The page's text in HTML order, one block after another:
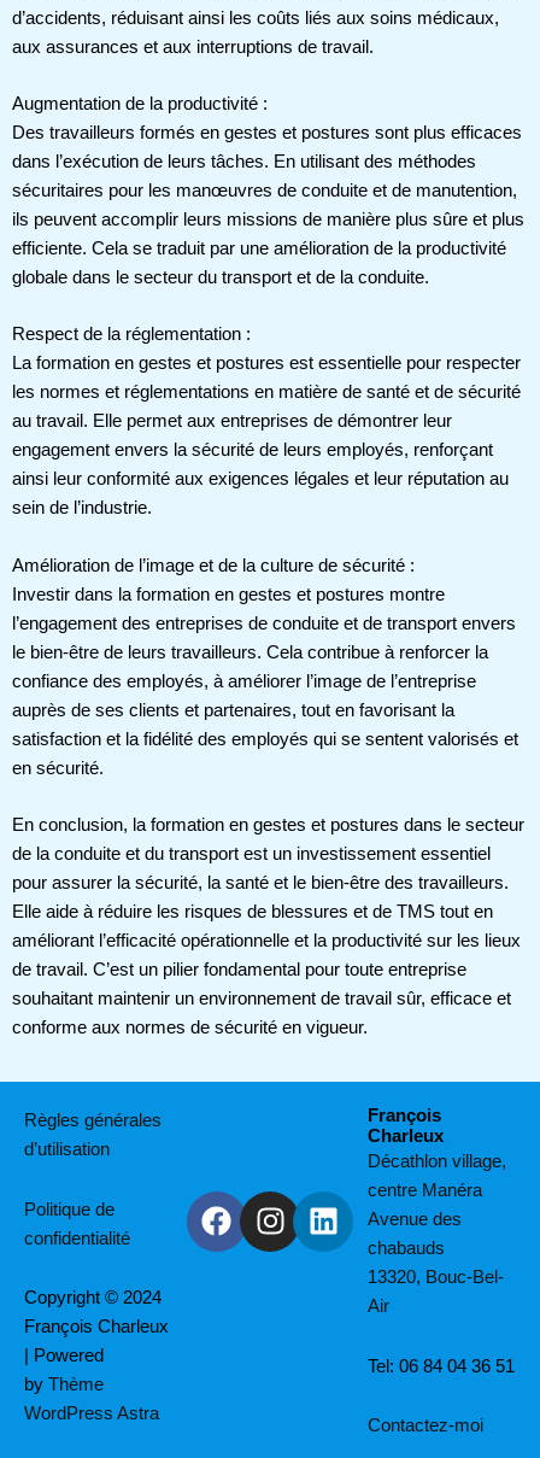
d’accidents, réduisant ainsi les coûts liés aux soins médicaux,
aux assurances et aux interruptions de travail.
Augmentation de la productivité :
Des travailleurs formés en gestes et postures sont plus efficaces
dans l’exécution de leurs tâches. En utilisant des méthodes
sécuritaires pour les manœuvres de conduite et de manutention,
ils peuvent accomplir leurs missions de manière plus sûre et plus
efficiente. Cela se traduit par une amélioration de la productivité
globale dans le secteur du transport et de la conduite.
Respect de la réglementation :
La formation en gestes et postures est essentielle pour respecter
les normes et réglementations en matière de santé et de sécurité
au travail. Elle permet aux entreprises de démontrer leur
engagement envers la sécurité de leurs employés, renforçant
ainsi leur conformité aux exigences légales et leur réputation au
sein de l’industrie.
Amélioration de l’image et de la culture de sécurité :
Investir dans la formation en gestes et postures montre
l’engagement des entreprises de conduite et de transport envers
le bien-être de leurs travailleurs. Cela contribue à renforcer la
confiance des employés, à améliorer l’image de l’entreprise
auprès de ses clients et partenaires, tout en favorisant la
satisfaction et la fidélité des employés qui se sentent valorisés et
en sécurité.
En conclusion, la formation en gestes et postures dans le secteur
de la conduite et du transport est un investissement essentiel
pour assurer la sécurité, la santé et le bien-être des travailleurs.
Elle aide à réduire les risques de blessures et de TMS tout en
améliorant l’efficacité opérationnelle et la productivité sur les lieux
de travail. C’est un pilier fondamental pour toute entreprise
souhaitant maintenir un environnement de travail sûr, efficace et
conforme aux normes de sécurité en vigueur.
Règles générales
d’utilisation
Politique de
confidentialité
Copyright © 2024
François Charleux
| Powered
by Thème
WordPress Astra
Instagram
Linkedin
François
Charleux
Décathlon village,
centre Manéra
Avenue des
chabauds
13320, Bouc-Bel-
Air
Tel: 06 84 04 36 51
Contactez-moi